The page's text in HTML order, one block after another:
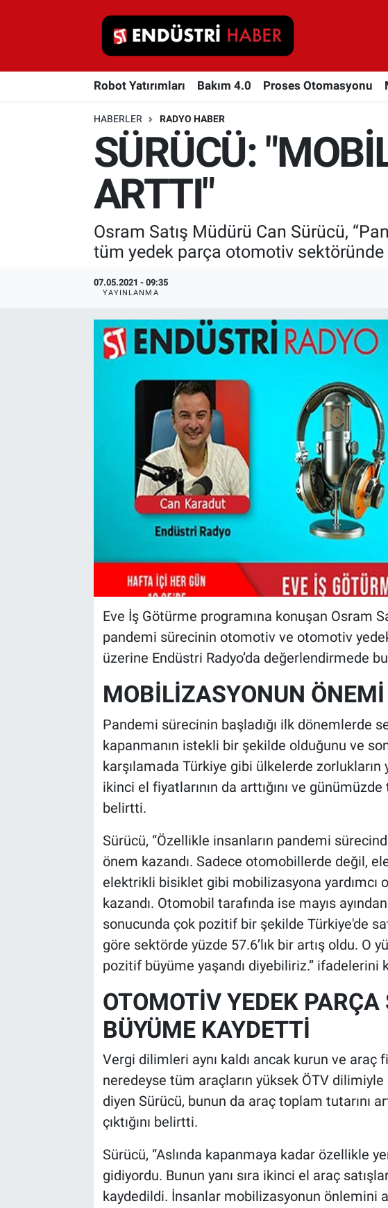
Robot Yatırımları Bakım 4.0 Proses Otomasyonu
HABERLER RADYO HABER
SÜRÜCÜ:
ARTTI"
Osram Satış Müdürü Can Sürücü,
tüm yedek parça otomotiv
07.05.2021 - 09:35
YAYINLANMA
Eve İş Götürme programına konuşan Osram
pandemi sürecinin otomotiv ve otomotiv
üzerine Endüstri Radyo’da değerlendirmede
MOBİLİZASYONUN
Pandemi sürecinin başladığı ilk dönemlerde
kapanmanın istekli bir şekilde olduğunu ve
karşılamada Türkiye gibi ülkelerde zorlukların
ikinci el fiyatlarının da arttığını ve günümüzde
belirtti.
Sürücü, “Özellikle insanların pandemi
önem kazandı. Sadece otomobillerde değil,
elektrikli bisiklet gibi mobilizasyona yardımcı
kazandı. Otomobil tarafında ise mayıs
sonucunda çok pozitif bir şekilde Türkiye'de
göre sektörde yüzde 57.6’lık bir artış oldu. O
pozitif büyüme yaşandı diyebiliriz.” ifadelerini
OTOMOTİV YEDEK PARÇA
BÜYÜME KAYDETTİ
Vergi dilimleri aynı kaldı ancak kurun ve araç
neredeyse tüm araçların yüksek ÖTV
diyen Sürücü, bunun da araç toplam tutarını
çıktığını belirtti.
Sürücü, “Aslında kapanmaya kadar özellikle
gidiyordu. Bunun yanı sıra ikinci el araç
kaydedildi. İnsanlar mobilizasyonun önlemini
Robot Yatırımları
Proses Otomasyonu
Otomasyon
Depolama Çözümleri
İnşaat ve Malzeme
Endüstri 4.0 Uygulamaları
Ağır Sanayi Çözümleri